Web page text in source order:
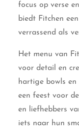
focus op verse
biedt Fitchen
verrassend als
Het menu van
voor detail en
hartige bowls en
een feest voor
en liefhebbers
iets naar hun